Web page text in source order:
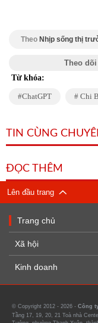
Theo Nhịp sống thị
Theo
Từ khóa:
ChatGPT Chi
TIN CÙNG
ĐỌC THÊM
Lên đầu trang
Trang chủ
Xã hội
Kinh doanh
© Copyright 2012 - 2026 - Công
Tầng 17, 19, 20, 21 Toà nhà